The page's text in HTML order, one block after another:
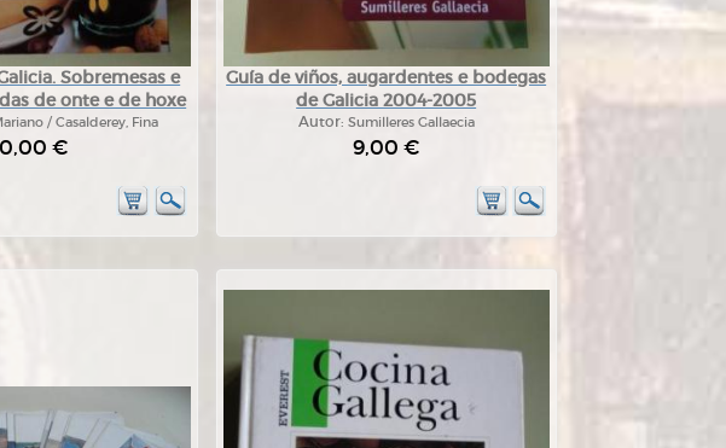
Sobremesas e
de onte e de hoxe
/ Casalderey, Fina
€
Guía de viños, augardentes e bodegas
de Galicia 2004-2005
Autor: Sumilleres Gallaecia
9,00 €